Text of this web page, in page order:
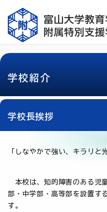
学校紹介
学校長挨拶
「しなやかで強い、キラリと
本校は、知的障害のある児
部・中学部・高等部を設置す
す。